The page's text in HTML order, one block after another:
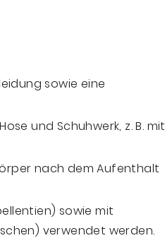
sowie eine
und Schuhwerk, z. B. mit
nach dem Aufenthalt
sowie mit
verwendet werden.